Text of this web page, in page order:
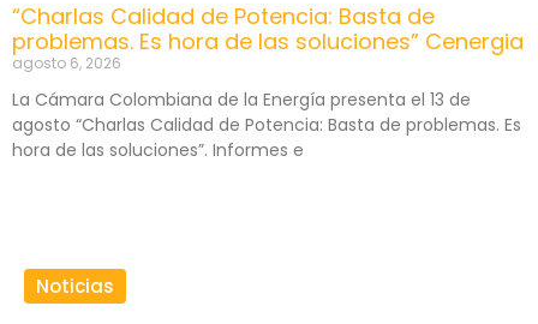
“Charlas Calidad de Potencia: Basta de
problemas. Es hora de las soluciones” Cenergia
agosto 6, 2026
La Cámara Colombiana de la Energía presenta el 13 de
agosto “Charlas Calidad de Potencia: Basta de problemas. Es
hora de las soluciones”. Informes e
Noticias